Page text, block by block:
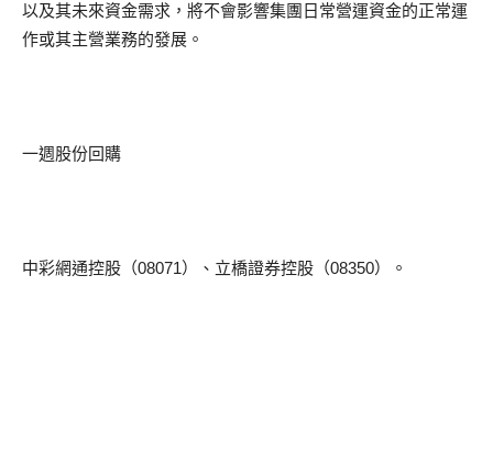
以及其未來資金需求，將不會影響集團日常營運資金的正常運
作或其主營業務的發展。
一週股份回購
中彩網通控股（08071）、立橋證券控股（08350）。